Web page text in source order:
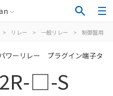
> リレー > 一般リレー > 制御盤用
ワーリレー プラグイン端子タ
□-S